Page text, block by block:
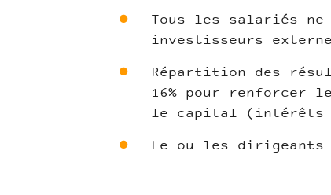
Tous les salariés
investisseurs
Répartition des
16% pour renforcer
le capital (intérêts
Le ou les dirigeants